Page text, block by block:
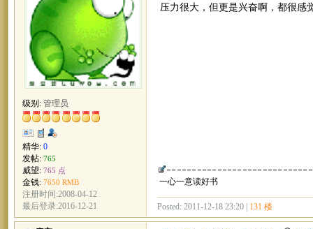
级别: 管理员
精华: 0
发帖: 765
威望: 765 点
金钱: 7650 RMB
注册时间:2008-04-12
最后登录:2016-12-21
压力很大，但更是兴奋啊，都很感
一心一意读好书
Posted: 2011-12-18 23:20 | 131 楼